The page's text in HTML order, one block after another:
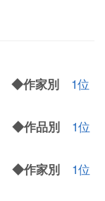
◆作家別
1位
◆作品別
1位
◆作家別
1位